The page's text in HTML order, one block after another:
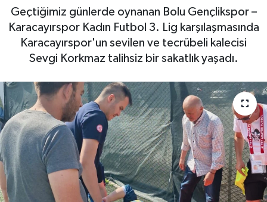
Geçtiğimiz günlerde oynanan Bolu Gençlikspor –
Karacayırspor Kadın Futbol 3. Lig karşılaşmasında
Karacayırspor'un sevilen ve tecrübeli kalecisi
Sevgi Korkmaz talihsiz bir sakatlık yaşadı.